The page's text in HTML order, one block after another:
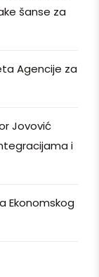
šanse za
Agencije za
Jovović
i
Ekonomskog